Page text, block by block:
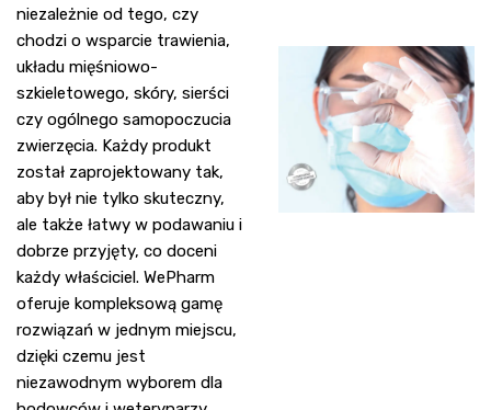
niezależnie od tego, czy
chodzi o wsparcie trawienia,
układu mięśniowo-
szkieletowego, skóry, sierści
czy ogólnego samopoczucia
zwierzęcia. Każdy produkt
został zaprojektowany tak,
aby był nie tylko skuteczny,
ale także łatwy w podawaniu i
dobrze przyjęty, co doceni
każdy właściciel. WePharm
oferuje kompleksową gamę
rozwiązań w jednym miejscu,
dzięki czemu jest
niezawodnym wyborem dla